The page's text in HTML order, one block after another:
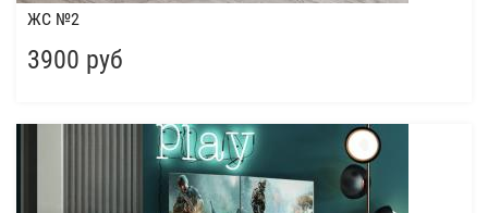
ЖС №2
3900 руб